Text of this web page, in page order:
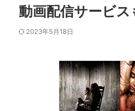
動画配信サービス
2023年5月18日